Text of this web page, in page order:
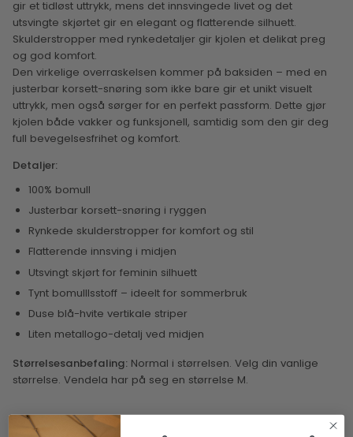
gir et tidløst uttrykk, mens det innsvingede livet og det
utsvingte skjørtet gir en elegant og flatterende silhuett.
Skulderstropper med rynkedetaljer gir kjolen et delikat preg
og god komfort.
Den virkelige overraskelsen kommer på baksiden – med en
justerbar korsett-snøring som ikke bare gir et unikt visuelt
uttrykk, men også sørger for en perfekt passform. Dette gjør
kjolen både vakker og funksjonell, samtidig som den gir deg
full bevegelsesfrihet og komfort.
Detaljer:
100% bomull
Justerbar korsett-snøring i ryggen
Rynkede skulderstropper for komfort og stil
Flatterende innsving i midjen
Utsvingt skjørt for feminin silhuett
Tynt bomulllsstoff – ideelt for sommerbruk
Duse blå-hvite vertikale striper
Liten metallogo-detalj ved midjen
Størrelsesanbefaling: Normal i størrelsen. Velg din vanlige
størrelse. Vendela har på seg en størrelse M.